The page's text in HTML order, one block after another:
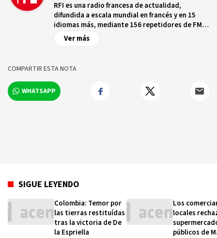
RFI es una radio francesa de actualidad,
difundida a escala mundial en francés y en 15
idiomas más, mediante 156 repetidores de FM
en ondas medias y cortas en una treintena de
satélites a destino de los cinco continentes, en
emiten sus programas.
Ver más
COMPARTIR ESTA NOTA
WHATSAPP
SIGUE LEYENDO
Colombia: Temor por
las tierras restituídas
tras la victoria de De
la Espriella
Los
locales
públicos de